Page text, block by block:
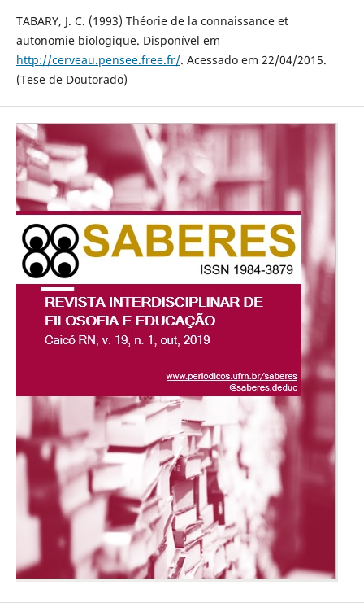
TABARY, J. C. (1993) Théorie de la connaissance et
autonomie biologique. Disponível em
http://cerveau.pensee.free.fr/. Acessado em 22/04/2015.
(Tese de Doutorado)